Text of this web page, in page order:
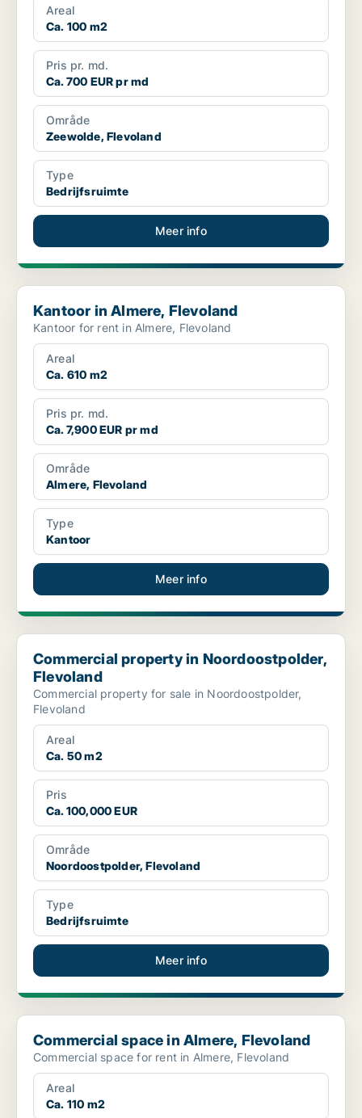
Areal
Ca. 100 m2
Pris pr. md.
Ca. 700 EUR pr md
Område
Zeewolde, Flevoland
Type
Bedrijfsruimte
Meer info
Kantoor in Almere, Flevoland
Kantoor in Almere, Flevoland
Kantoor for rent in Almere, Flevoland
Areal
Ca. 610 m2
Pris pr. md.
Ca. 7,900 EUR pr md
Område
Almere, Flevoland
Type
Kantoor
Meer info
Commercial property in Noordoostpolder, Flevoland
Commercial property in Noordoostpolder,
Flevoland
Commercial property for sale in Noordoostpolder,
Flevoland
Areal
Ca. 50 m2
Pris
Ca. 100,000 EUR
Område
Noordoostpolder, Flevoland
Type
Bedrijfsruimte
Meer info
Commercial space in Almere, Flevoland
Commercial space in Almere, Flevoland
Commercial space for rent in Almere, Flevoland
Areal
Ca. 110 m2